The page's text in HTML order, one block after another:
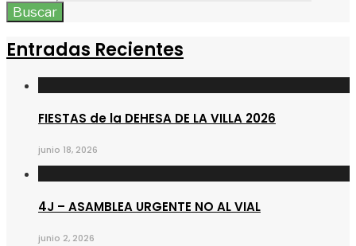
Buscar
Entradas Recientes
FIESTAS de la DEHESA DE LA VILLA 2026
junio 18, 2026
4J – ASAMBLEA URGENTE NO AL VIAL
junio 2, 2026